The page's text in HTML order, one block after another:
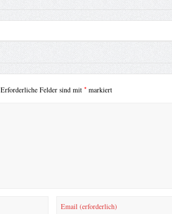
Erforderliche Felder sind mit *markiert